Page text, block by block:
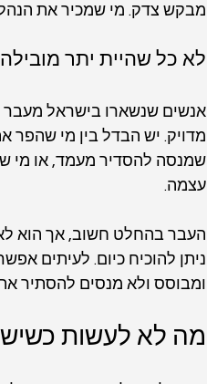
מבקש צדק. מי שמכיר את
לא כל שהיית יתר
אנשים שנשארו בישראל
מדויק. יש הבדל בין מי שהפר
שמנסה להסדיר מעמד, או מי
עצמה.
העבר בהחלט חשוב, אך הוא
ניתן להוכיח כיום. לעיתים
ומבוסס ולא מנסים להסתיר
מה לא לעשות כשיש